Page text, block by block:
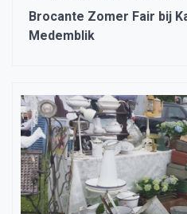
Brocante Zomer Fair bij
Medemblik